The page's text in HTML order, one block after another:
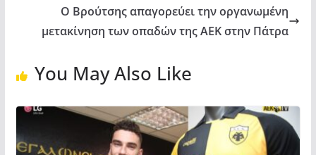
Ο Βρούτσης απαγορεύει την οργανωμένη
μετακίνηση των οπαδών της ΑΕΚ στην Πάτρα
You May Also Like